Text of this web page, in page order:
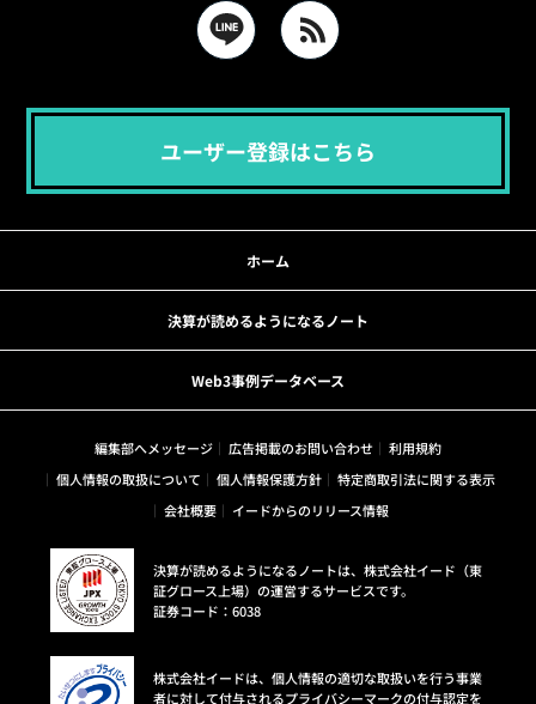
ユーザー登録はこちら
ホーム
決算が読めるようになるノート
Web3事例データベース
編集部へメッセージ 広告掲載のお問い合わせ
利用規約
個人情報の取扱について
個人情報保護方針
特定商取引法に関する表示
会社概要
イードからのリリース情報
決算が読めるようになるノートは、株式会社イード（東
証グロース上場）の運営するサービスです。
証券コード：6038
株式会社イードは、個人情報の適切な取扱いを行う事業
者に対して付与されるプライバシーマークの付与認定を